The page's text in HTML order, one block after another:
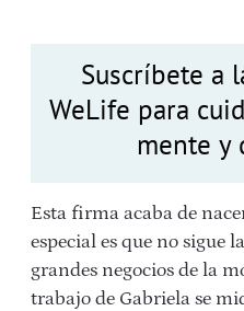
Suscríbete a
WeLife para
mente y
Esta firma acaba de
especial es que no sigue
grandes negocios de la
trabajo de Gabriela se